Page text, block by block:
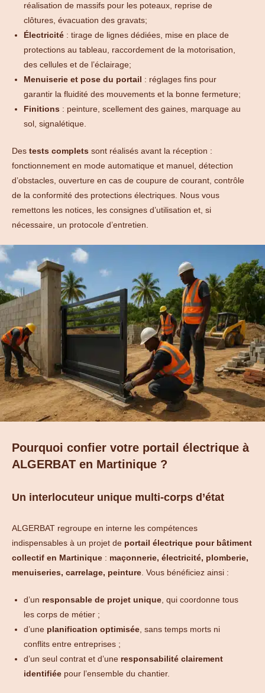
réalisation de massifs pour les poteaux, reprise de
clôtures, évacuation des gravats;
Électricité : tirage de lignes dédiées, mise en place de
protections au tableau, raccordement de la motorisation,
des cellules et de l’éclairage;
Menuiserie et pose du portail : réglages fins pour
garantir la fluidité des mouvements et la bonne fermeture;
Finitions : peinture, scellement des gaines, marquage au
sol, signalétique.
Des tests complets sont réalisés avant la réception :
fonctionnement en mode automatique et manuel, détection
d’obstacles, ouverture en cas de coupure de courant, contrôle
de la conformité des protections électriques. Nous vous
remettons les notices, les consignes d’utilisation et, si
nécessaire, un protocole d’entretien.
Pourquoi confier votre portail électrique à
ALGERBAT en Martinique ?
Un interlocuteur unique multi-corps d’état
ALGERBAT regroupe en interne les compétences
indispensables à un projet de portail électrique pour bâtiment
collectif en Martinique : maçonnerie, électricité, plomberie,
menuiseries, carrelage, peinture . Vous bénéficiez ainsi :
d’un responsable de projet unique , qui coordonne tous
les corps de métier ;
d’une planification optimisée , sans temps morts ni
conflits entre entreprises ;
d’un seul contrat et d’une responsabilité clairement
identifiée pour l’ensemble du chantier.